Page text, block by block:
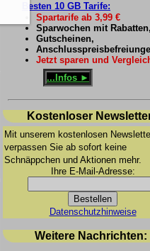
Besten 10 GB Tarife:
Spartarife ab 3,99 €
Sparwochen mit Rabatten,
Gutscheinen,
Jetzt sparen und
...Infos ►
Kostenloser
Mit unserem kostenlosen
verpassen Sie ab sofort keine
Schnäppchen und Aktionen mehr.
Ihre E-Mail-Adresse:
Datenschutzhinweise
Weitere Nachrichten: